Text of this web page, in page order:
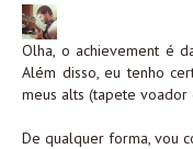
Olha, o achievement é
Além disso, eu tenho
meus alts (tapete voador
De qualquer forma, vou